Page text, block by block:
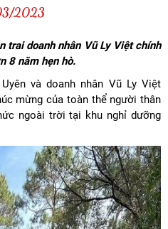
2023
trai doanh nhân Vũ Ly Việt chính
8 năm hẹn hò.
và doanh nhân Vũ Ly Việt
mừng của toàn thể người thân
ngoài trời tại khu nghỉ dưỡng